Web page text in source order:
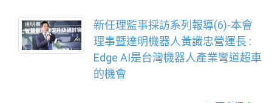
新任理監事採訪系列報導(6)-本會
理事暨達明機器人黃識忠營運長 :
Edge AI是台灣機器人產業彎道超車
的機會